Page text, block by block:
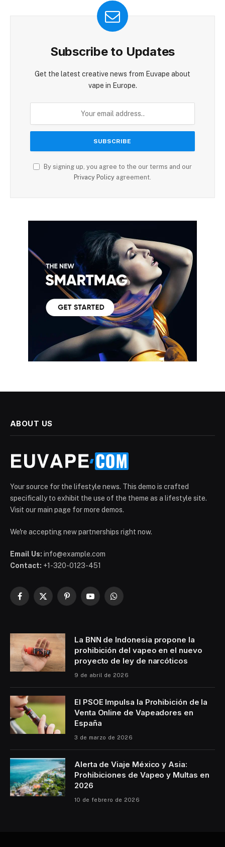
Subscribe to Updates
Get the latest creative news from Euvape about
vape in Europe.
By signing up, you agree to the our terms and our
Privacy Policy agreement.
ABOUT US
Your source for the lifestyle news. This demo is crafted
specifically to exhibit the use of the theme as a lifestyle site.
Visit our main page for more demos.
We're accepting new partnerships right now.
Email Us: info@example.com
Contact: +1-320-0123-451
Facebook
X
PinterestYouTubeWhatsApp
La BNN de Indonesia propone la
prohibición del vapeo en el nuevo
proyecto de ley de narcóticos
9 de abril de 2026
El PSOE Impulsa la Prohibición de la
Venta Online de Vapeadores en
España
3 de marzo de 2026
Alerta de Viaje México y Asia:
Prohibiciones de Vapeo y Multas en
2026
10 de febrero de 2026